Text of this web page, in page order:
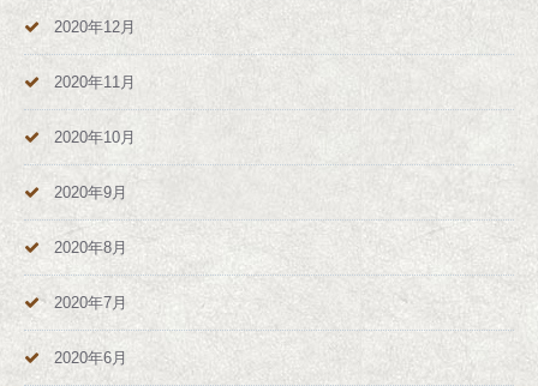
2020年12月
2020年11月
2020年10月
2020年9月
2020年8月
2020年7月
2020年6月